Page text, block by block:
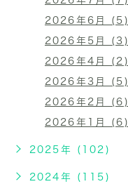
2026年6月 (5)
2026年5月 (3)
2026年4月 (2)
2026年3月 (5)
2026年2月 (6)
2026年1月 (6)
2025年 (102)
2024年 (115)